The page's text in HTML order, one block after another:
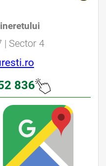
| Sector 4
836